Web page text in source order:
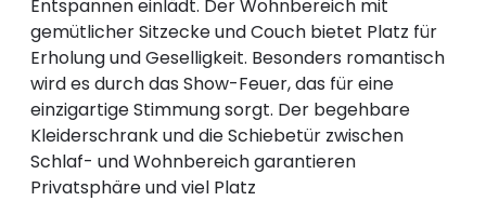
Entspannen einlädt. Der Wohnbereich mit
gemütlicher Sitzecke und Couch bietet Platz für
Erholung und Geselligkeit. Besonders romantisch
wird es durch das Show-Feuer, das für eine
einzigartige Stimmung sorgt. Der begehbare
Kleiderschrank und die Schiebetür zwischen
Schlaf- und Wohnbereich garantieren
Privatsphäre und viel Platz